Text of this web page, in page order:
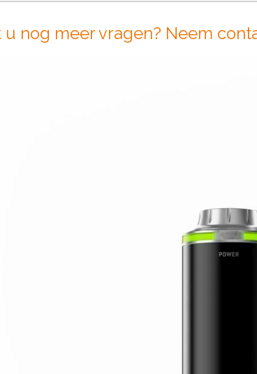
u nog meer vragen? Neem